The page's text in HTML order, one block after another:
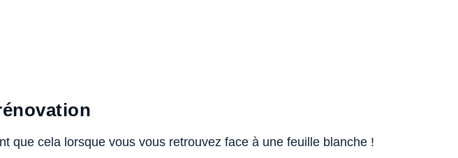
que cela lorsque vous vous retrouvez face à une feuille blanche !